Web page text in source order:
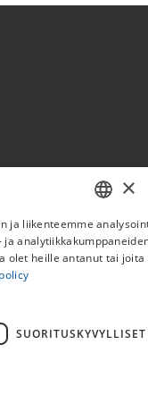
FI
×
ja liikenteemme
ja
olet heille antanut tai joita
SUORITUSKYVYLLISET